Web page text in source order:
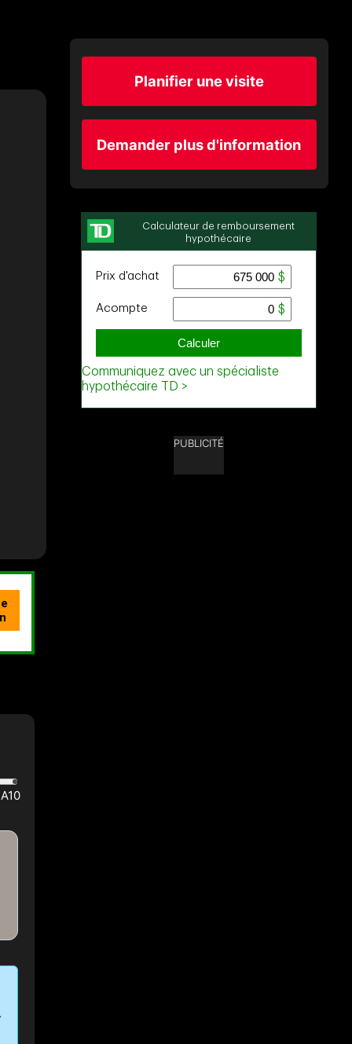
Planifier une visite
Demander plus d'information
PUBLICITÉ